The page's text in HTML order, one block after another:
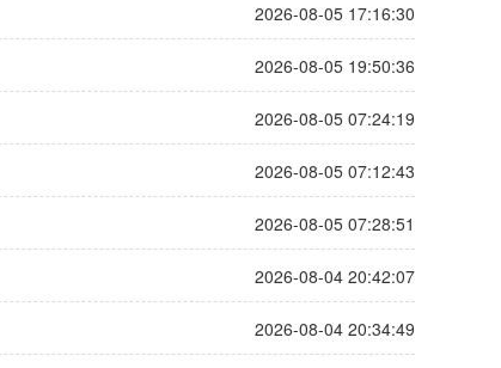
2026-08-05 17:16:30
2026-08-05 19:50:36
2026-08-05 07:24:19
2026-08-05 07:12:43
2026-08-05 07:28:51
2026-08-04 20:42:07
2026-08-04 20:34:49